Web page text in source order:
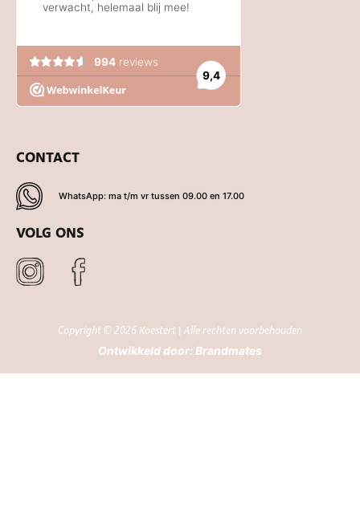
CONTACT
WhatsApp: ma t/m vr tussen 09.00 en 17.00
VOLG ONS
Copyright © 2026 Koestert | Alle rechten voorbehouden
Ontwikkeld door: Brandmates